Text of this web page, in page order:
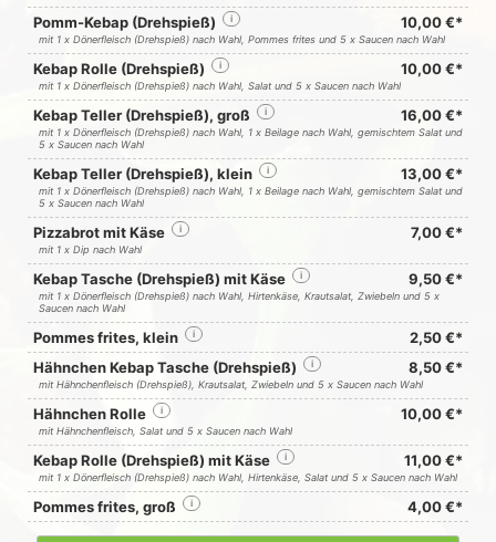
Pomm-Kebap (Drehspieß) i 10,00 €*
mit 1 x Dönerfleisch (Drehspieß) nach Wahl, Pommes frites und 5 x Saucen nach Wahl
Kebap Rolle (Drehspieß) i 10,00 €*
mit 1 x Dönerfleisch (Drehspieß) nach Wahl, Salat und 5 x Saucen nach Wahl
Kebap Teller (Drehspieß), groß i 16,00 €*
mit 1 x Dönerfleisch (Drehspieß) nach Wahl, 1 x Beilage nach Wahl, gemischtem Salat und
5 x Saucen nach Wahl
Kebap Teller (Drehspieß), klein i 13,00 €*
mit 1 x Dönerfleisch (Drehspieß) nach Wahl, 1 x Beilage nach Wahl, gemischtem Salat und
5 x Saucen nach Wahl
Pizzabrot mit Käse i 7,00 €*
mit 1 x Dip nach Wahl
Kebap Tasche (Drehspieß) mit Käse i 9,50 €*
mit 1 x Dönerfleisch (Drehspieß) nach Wahl, Hirtenkäse, Krautsalat, Zwiebeln und 5 x
Saucen nach Wahl
Pommes frites, klein i
2,50 €*
Hähnchen Kebap Tasche (Drehspieß)
i 8,50 €*
mit Hähnchenfleisch (Drehspieß), Krautsalat, Zwiebeln und 5 x Saucen nach Wahl
Hähnchen Rolle i 10,00 €*
mit Hähnchenfleisch, Salat und 5 x Saucen nach Wahl
Kebap Rolle (Drehspieß) mit Käse i 11,00 €*
mit 1 x Dönerfleisch (Drehspieß) nach Wahl, Hirtenkäse, Salat und 5 x Saucen nach Wahl
Pommes frites, groß i 4,00 €*